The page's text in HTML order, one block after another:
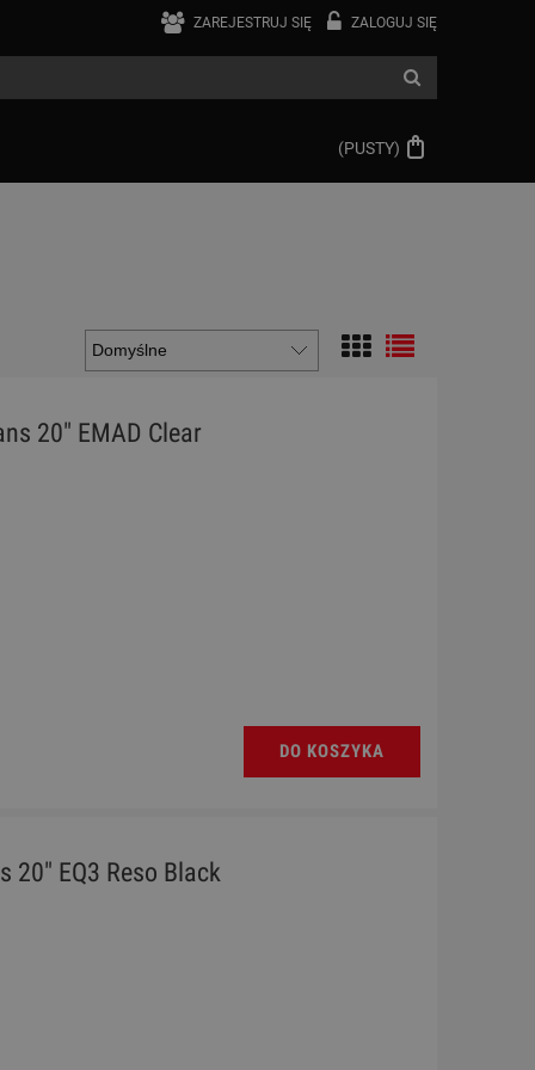
ZAREJESTRUJ SIĘ ZALOGUJ SIĘ
(PUSTY)
20" EMAD Clear
DO KOSZYKA
20" EQ3 Reso Black